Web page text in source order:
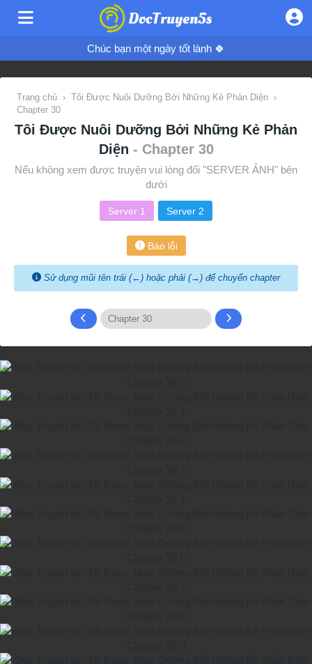
Chúc bạn một ngày tốt lành 🍀
Trang chủ › Tôi Được Nuôi Dưỡng Bởi Những Kẻ Phản Diện ›
Chapter 30
Tôi Được Nuôi Dưỡng Bởi Những Kẻ Phản
Diện - Chapter 30
Nếu không xem được truyện vui lòng đổi "SERVER ẢNH" bên
dưới
Server 1 Server 2
Báo lỗi
Sử dụng mũi tên trái (←) hoặc phải (→) để chuyển chapter